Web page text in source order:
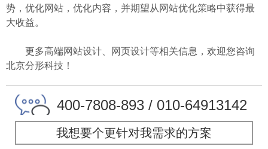
势，优化网站，优化内容，并期望从网站优化策略中获得最
大收益。
更多高端网站设计、网页设计等相关信息，欢迎您咨询
北京分形科技 ！
400-7808-893 / 010-64913142
我想要个更针对我需求的方案